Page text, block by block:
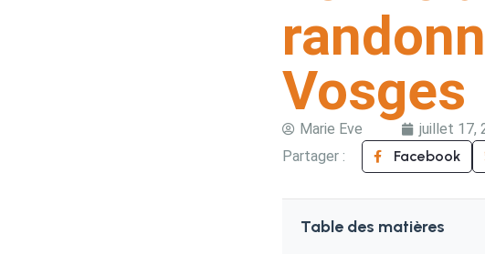
Vosges
Marie Eve
juillet 17,
Partager :
Facebook
Table des matières